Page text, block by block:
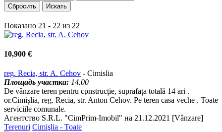
Сбросить Искать
Показано 21 - 22 из 22
10,900 €
reg. Recia, str. A. Cehov - Cimislia
Площадь участка: 14.00
De vânzare teren pentru cpnstrucție, suprafața totală 14 ari .
or.Cimișlia, reg. Recia, str. Anton Cehov. Pe teren casa veche . Toate
serviciile comunale.
Агентство S.R.L. "CimPrim-Imobil" на 21.12.2021 [Vânzare]
Terenuri Cimişlia - Toate